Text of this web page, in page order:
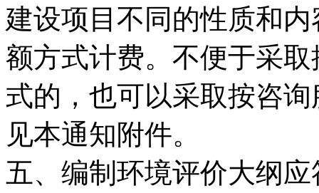
建设项目不同的性质和
额方式计费。不便于采
式的，也可以采取按咨
见本通知附件。
五、编制环境评价大纲